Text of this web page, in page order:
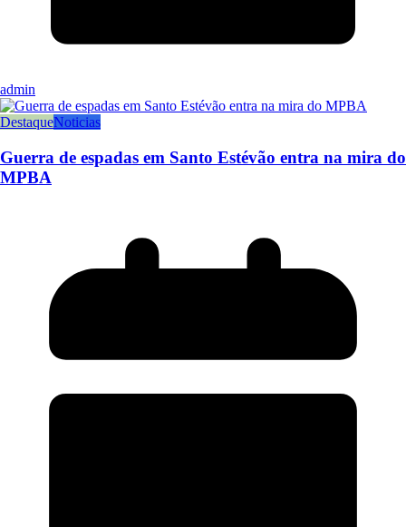
admin
DestaqueNoticias
Guerra de espadas em Santo Estévão entra na mira do
MPBA